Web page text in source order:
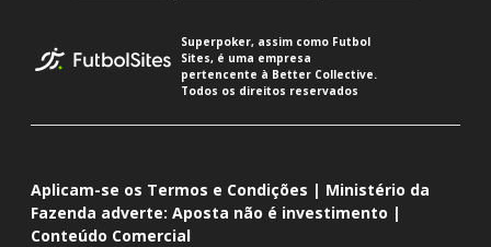
Superpoker, assim como Futbol
Sites, é uma empresa
pertencente à Better Collective.
Todos os direitos reservados
Aplicam-se os Termos e Condições | Ministério da
Fazenda adverte: Aposta não é investimento |
Conteúdo Comercial